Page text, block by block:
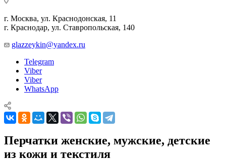
г. Москва, ул. Краснодонская, 11
г. Краснодар, ул. Ставропольская, 140
glazzeykin@yandex.ru
Telegram
Viber
Viber
WhatsApp
Перчатки женские, мужские, детские
из кожи и текстиля